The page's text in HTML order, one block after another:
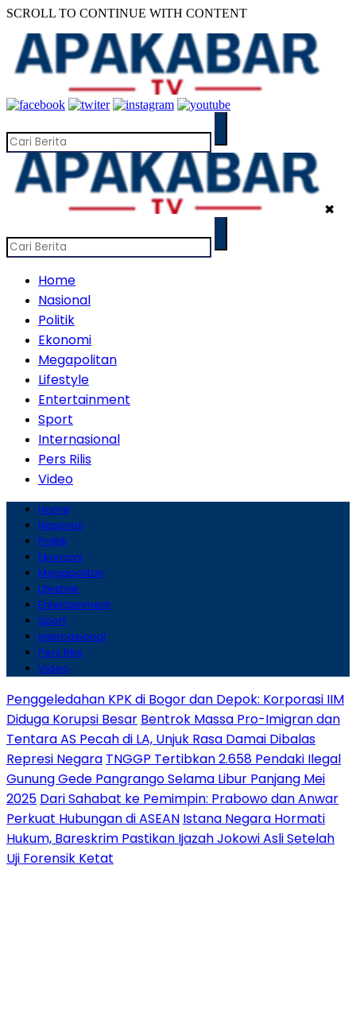
SCROLL TO CONTINUE WITH CONTENT
✖
Home
Nasional
Politik
Ekonomi
Megapolitan
Lifestyle
Entertainment
Sport
Internasional
Pers Rilis
Video
Home
Nasional
Politik
Ekonomi
Megapolitan
Lifestyle
Entertainment
Sport
Internasional
Pers Rilis
Video
Penggeledahan KPK di Bogor dan Depok: Korporasi IIM
Diduga Korupsi Besar Bentrok Massa Pro-Imigran dan
Tentara AS Pecah di LA, Unjuk Rasa Damai Dibalas
Represi Negara TNGGP Tertibkan 2.658 Pendaki Ilegal
Gunung Gede Pangrango Selama Libur Panjang Mei
2025 Dari Sahabat ke Pemimpin: Prabowo dan Anwar
Perkuat Hubungan di ASEAN Istana Negara Hormati
Hukum, Bareskrim Pastikan Ijazah Jokowi Asli Setelah
Uji Forensik Ketat